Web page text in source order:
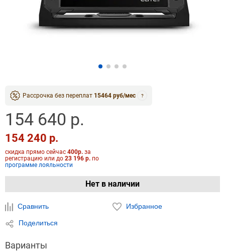
Рассрочка без переплат 15464 руб/мес ?
154 640 р.
154 240 р.
скидка прямо сейчас 400р. за
регистрацию или до 23 196 р. по
программе лояльности
Нет в наличии
Сравнить Избранное
Поделиться
Варианты